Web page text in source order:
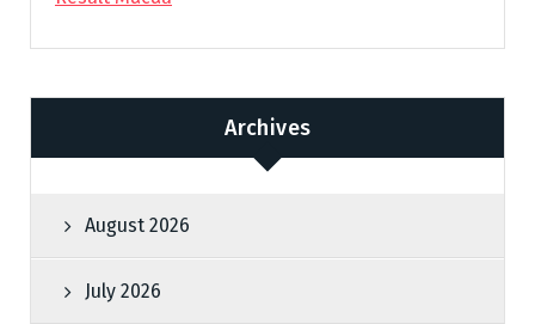
Archives
August 2026
July 2026